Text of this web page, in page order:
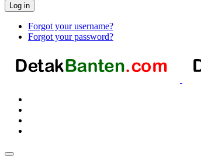
Log in
Forgot your username?
Forgot your password?